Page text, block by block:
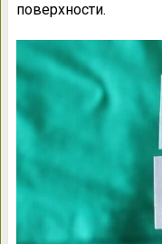
поверхности.